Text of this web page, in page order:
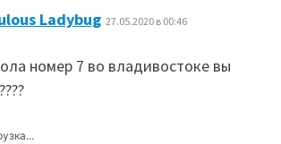
Ladybug: 27.05.2020 в 00:46
номер 7 во владивостоке вы